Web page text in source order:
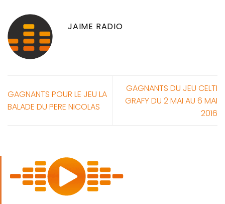
JAIME RADIO
GAGNANTS POUR LE JEU LA
BALADE DU PERE NICOLAS
GAGNANTS DU JEU CELTI
GRAFY DU 2 MAI AU 6 MAI
2016